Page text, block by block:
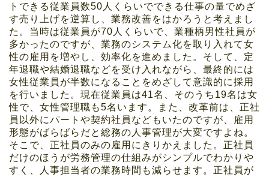
トできる従業員数50人くらいでできる仕事の量でめざ
す売り上げを逆算し、業務改善をはかろうと考えまし
た。当時は従業員が70人くらいで、業種柄男性社員が
多かったのですが、業務のシステム化を取り入れて女
性の雇用を増やし、効率化を進めました。そして、定
年退職や結婚退職などを受け入れながら、最終的には
女性従業員が半数になることをめざして意識的に採用
を行いました。現在従業員は41名、そのうち19名は女
性で、女性管理職も5名います。また、改革前は、正社
員以外にパートや契約社員などもいたのですが、雇用
形態がばらばらだと総務の人事管理が大変ですよね。
そこで、正社員のみの雇用にきりかえました。正社員
だけのほうが労務管理の仕組みがシンプルでわかりや
すく、人事担当者の業務時間も減らせます。正社員が